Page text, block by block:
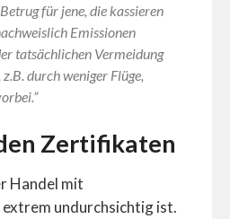
für jene, die kassieren
Emissionen
tatsächlichen Vermeidung
durch weniger Flüge,
Zertifikaten
Handel mit
undurchsichtig ist.